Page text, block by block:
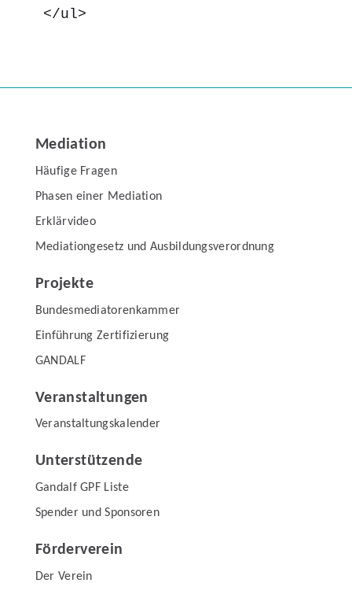
</ul>
Mediation
Häufige Fragen
Phasen einer Mediation
Erklärvideo
Mediationgesetz und Ausbildungsverordnung
Projekte
Bundesmediatorenkammer
Einführung Zertifizierung
GANDALF
Veranstaltungen
Veranstaltungskalender
Unterstützende
Gandalf GPF Liste
Spender und Sponsoren
Förderverein
Der Verein